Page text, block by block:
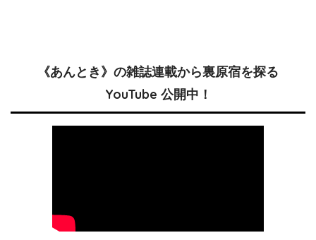
《あんとき》の雑誌連載から裏原宿を探る
YouTube 公開中！